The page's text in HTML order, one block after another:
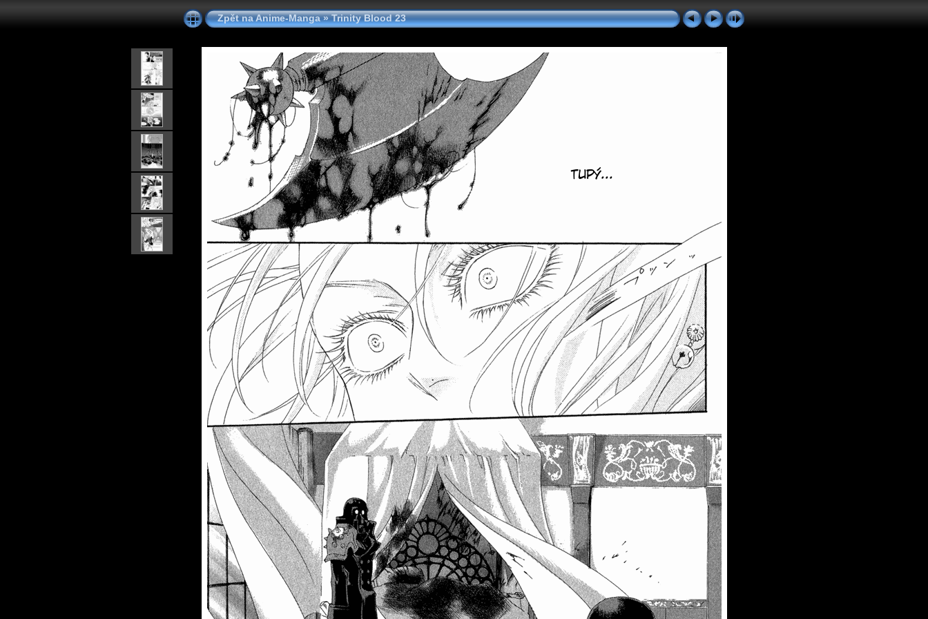
Zpět na Anime-Manga»Trinity Blood 23